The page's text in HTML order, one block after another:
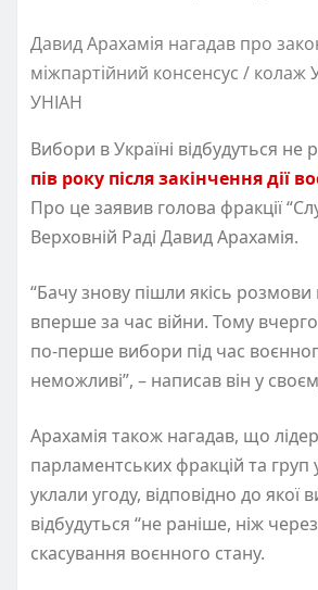
Давид Арахамія нагадав про
міжпартійний консенсус / колаж
УНІАН
Вибори в Україні відбудуться не
пів року після закінчення дії
Про це заявив голова фракції
Верховній Раді Давид Арахамія.
“Бачу знову пішли якісь
вперше за час війни. Тому
по-перше вибори під час
неможливі”, – написав він у
Арахамія також нагадав, що
парламентських фракцій та груп
уклали угоду, відповідно до якої
відбудуться “не раніше, ніж через
скасування воєнного стану.